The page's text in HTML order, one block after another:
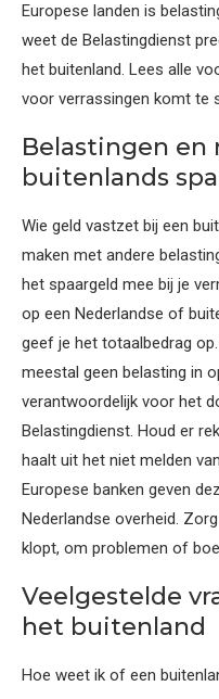
Europese landen is
weet de Belastingdienst
het buitenland. Lees alle
voor verrassingen komt te
Belastingen en
buitenlands
Wie geld vastzet bij een
maken met andere
het spaargeld mee bij je
op een Nederlandse of
geef je het totaalbedrag
meestal geen belasting in
verantwoordelijk voor het
Belastingdienst. Houd er
haalt uit het niet melden
Europese banken geven
Nederlandse overheid.
klopt, om problemen of
Veelgestelde
het buitenland
Hoe weet ik of een